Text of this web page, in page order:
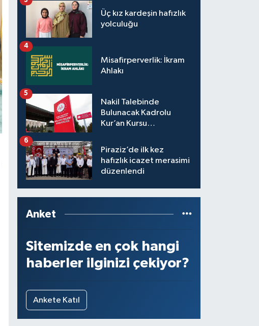
Üç kız kardeşin hafızlık
yolculuğu
Misafirperverlik: İkram
Ahlakı
4
Nakil Talebinde
Bulunacak Kadrolu
Kur’an Kursu
Tercih ve Yerleştirme
İşlemleri duyurusu
5
Piraziz’de ilk kez
hafızlık icazet merasimi
düzenlendi
6
Anket
Sitemizde en çok hangi
haberler ilginizi çekiyor?
Ankete Katıl